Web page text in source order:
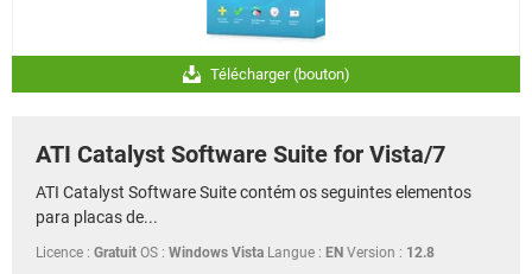
Télécharger (bouton)
ATI Catalyst Software Suite for Vista/7
ATI Catalyst Software Suite contém os seguintes elementos
para placas de...
Licence : Gratuit OS : Windows Vista Langue : EN Version : 12.8